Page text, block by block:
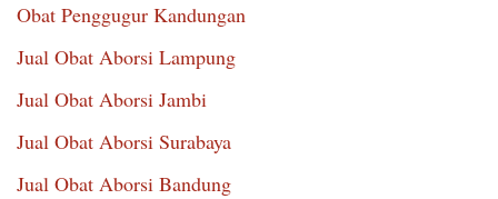
Obat Penggugur Kandungan
Jual Obat Aborsi Lampung
Jual Obat Aborsi Jambi
Jual Obat Aborsi Surabaya
Jual Obat Aborsi Bandung